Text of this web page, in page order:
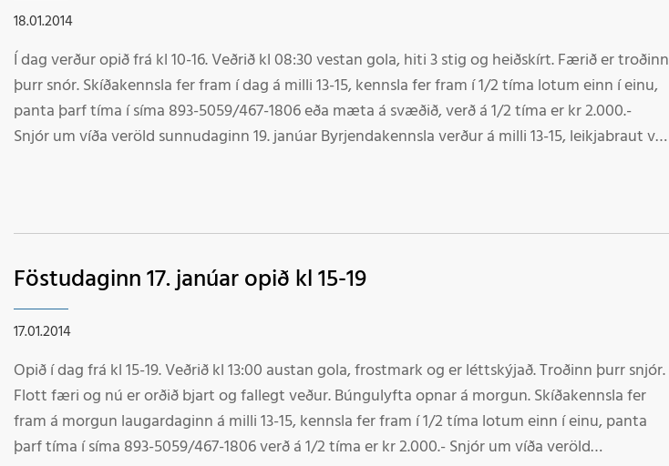
18.01.2014
Í dag verður opið frá kl 10-16. Veðrið kl 08:30 vestan gola, hiti 3 stig og heiðskírt. Færið er troðinn
þurr snór. Skíðakennsla fer fram í dag á milli 13-15, kennsla fer fram í 1/2 tíma lotum einn í einu,
panta þarf tíma í síma 893-5059/467-1806 eða mæta á svæðið, verð á 1/2 tíma er kr 2.000.-
Snjór um víða veröld sunnudaginn 19. janúar Byrjendakennsla verður á milli 13-15, leikjabraut við
Föstudaginn 17. janúar opið kl 15-19
17.01.2014
Opið í dag frá kl 15-19. Veðrið kl 13:00 austan gola, frostmark og er léttskýjað. Troðinn þurr snjór.
Flott færi og nú er orðið bjart og fallegt veður. Búngulyfta opnar á morgun. Skíðakennsla fer
fram á morgun laugardaginn á milli 13-15, kennsla fer fram í 1/2 tíma lotum einn í einu, panta
þarf tíma í síma 893-5059/467-1806 verð á 1/2 tíma er kr 2.000.- Snjór um víða veröld